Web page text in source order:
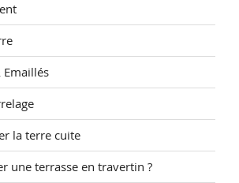
Emaillés
la terre cuite
une terrasse en travertin ?